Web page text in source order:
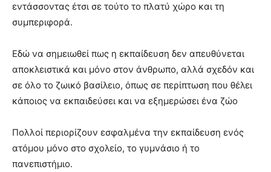
εντάσσοντας έτσι σε τούτο το πλατύ χώρο και τη
συμπεριφορά.
Εδώ να σημειωθεί πως η εκπαίδευση δεν απευθύνεται
αποκλειστικά και μόνο στον άνθρωπο, αλλά σχεδόν και
σε όλο το ζωικό βασίλειο, όπως σε περίπτωση που θέλει
κάποιος να εκπαιδεύσει και να εξημερώσει ένα ζώο
Πολλοί περιορίζουν εσφαλμένα την εκπαίδευση ενός
ατόμου μόνο στο σχολείο, το γυμνάσιο ή το
πανεπιστήμιο.